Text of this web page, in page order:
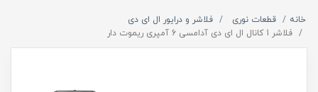
خانه قطعات نوری
فلاشر و درایور ال ای دی
فلاشر 1 کانال ال ای دی آدامسی 6 آمپری ریموت دار